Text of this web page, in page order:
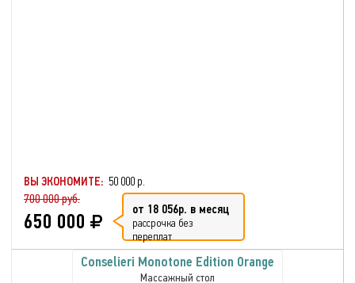
ВЫ ЭКОНОМИТЕ: 50 000 р.
700 000 руб.
650 000 от 18 056р. в месяц
рассрочка без
переплат
Conselieri Monotone Edition Orange
Массажный стол